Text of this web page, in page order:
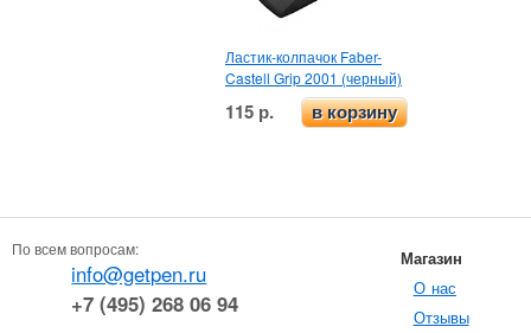
Ластик-колпачок Faber-
Castell Grip 2001 (черный)
115 р. в корзину
По всем вопросам:
info@getpen.ru
+7 (495) 268 06 94
Магазин
О нас
Отзывы